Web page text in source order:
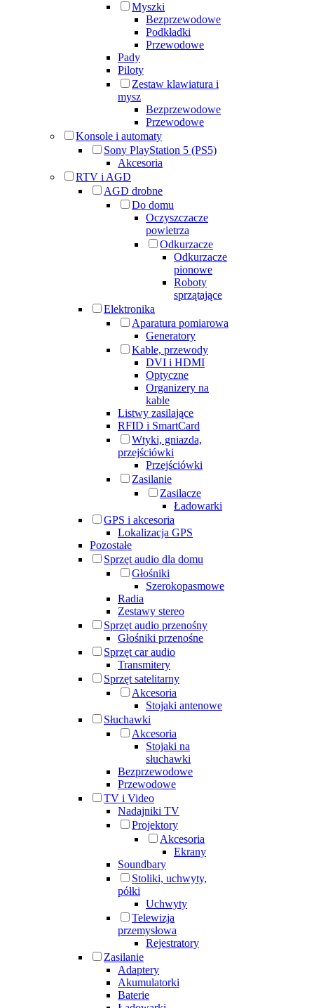
Myszki
Bezprzewodowe
Podkładki
Przewodowe
Pady
Piloty
Zestaw klawiatura i
mysz
Bezprzewodowe
Przewodowe
Konsole i automaty
Sony PlayStation 5 (PS5)
Akcesoria
RTV i AGD
AGD drobne
Do domu
Oczyszczacze
powietrza
Odkurzacze
Odkurzacze
pionowe
Roboty
sprzątające
Elektronika
Aparatura pomiarowa
Generatory
Kable, przewody
DVI i HDMI
Optyczne
Organizery na
kable
Listwy zasilające
RFID i SmartCard
Wtyki, gniazda,
przejściówki
Przejściówki
Zasilanie
Zasilacze
Ładowarki
GPS i akcesoria
Lokalizacja GPS
Pozostałe
Sprzęt audio dla domu
Głośniki
Szerokopasmowe
Radia
Zestawy stereo
Sprzęt audio przenośny
Głośniki przenośne
Sprzęt car audio
Transmitery
Sprzęt satelitarny
Akcesoria
Stojaki antenowe
Słuchawki
Akcesoria
Stojaki na
słuchawki
Bezprzewodowe
Przewodowe
TV i Video
Nadajniki TV
Projektory
Akcesoria
Ekrany
Soundbary
Stoliki, uchwyty,
półki
Uchwyty
Telewizja
przemysłowa
Rejestratory
Zasilanie
Adaptery
Akumulatorki
Baterie